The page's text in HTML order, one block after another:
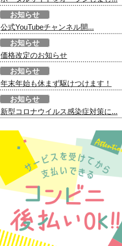
お知らせ
公式YouTubeチャンネル開...
お知らせ
価格改定のお知らせ
お知らせ
年末年始も休まず駆けつけます！
お知らせ
新型コロナウイルス感染症対策に...